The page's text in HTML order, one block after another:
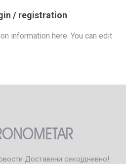
/ registration
information here. You can edit
Доставени секојдневно!